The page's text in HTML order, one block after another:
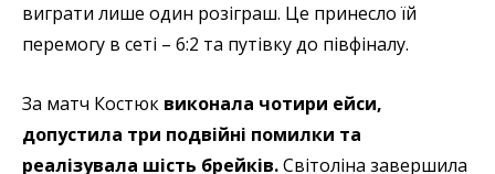
виграти лише один розіграш. Це принесло їй
перемогу в сеті – 6:2 та путівку до півфіналу.
За матч Костюк виконала чотири ейси,
допустила три подвійні помилки та
реалізувала шість брейків.Світоліна завершила